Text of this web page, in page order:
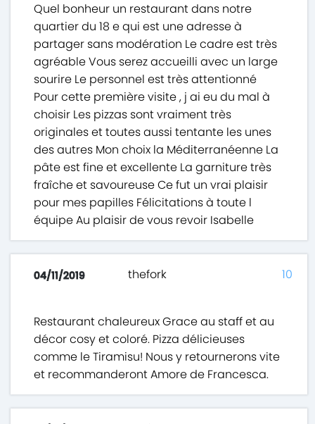
Quel bonheur un restaurant dans notre
quartier du 18 e qui est une adresse à
partager sans modération Le cadre est très
agréable Vous serez accueilli avec un large
sourire Le personnel est très attentionné
Pour cette première visite , j ai eu du mal à
choisir Les pizzas sont vraiment très
originales et toutes aussi tentante les unes
des autres Mon choix la Méditerranéenne La
pâte est fine et excellente La garniture très
fraîche et savoureuse Ce fut un vrai plaisir
pour mes papilles Félicitations à toute l
équipe Au plaisir de vous revoir Isabelle
04/11/2019 thefork
Restaurant chaleureux Grace au staff et au
décor cosy et coloré. Pizza délicieuses
comme le Tiramisu! Nous y retournerons vite
et recommanderont Amore de Francesca.
10